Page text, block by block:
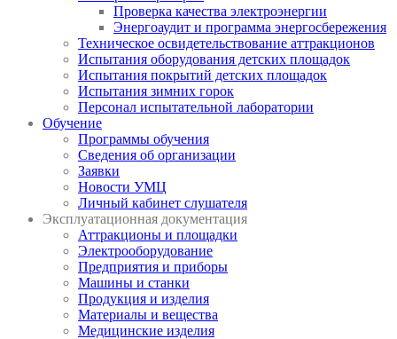
Проверка качества электроэнергии
Энергоаудит и программа энергосбережения
Техническое освидетельствование аттракционов
Испытания оборудования детских площадок
Испытания покрытий детских площадок
Испытания зимних горок
Персонал испытательной лаборатории
Обучение
Программы обучения
Сведения об организации
Заявки
Новости УМЦ
Личный кабинет слушателя
Эксплуатационная документация
Аттракционы и площадки
Электрооборудование
Предприятия и приборы
Машины и станки
Продукция и изделия
Материалы и вещества
Медицинские изделия